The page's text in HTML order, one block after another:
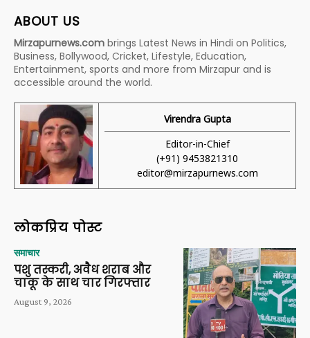
ABOUT US
Mirzapurnews.com brings Latest News in Hindi on Politics,
Business, Bollywood, Cricket, Lifestyle, Education,
Entertainment, sports and more from Mirzapur and is
accessible around the world.
Virendra Gupta
Editor-in-Chief
(+91) 9453821310
editor@mirzapurnews.com
लोकप्रिय पोस्ट
समाचार
पशु तस्करी, अवैध शराब और
चाकू के साथ चार गिरफ्तार
August 9, 2026